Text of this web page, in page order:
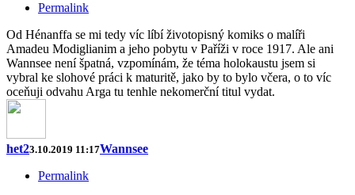
Permalink
Od Hénanffa se mi tedy víc líbí životopisný komiks o malíři
Amadeu Modiglianim a jeho pobytu v Paříži v roce 1917. Ale ani
Wannsee není špatná, vzpomínám, že téma holokaustu jsem si
vybral ke slohové práci k maturitě, jako by to bylo včera, o to víc
oceňuji odvahu Arga tu tenhle nekomerční titul vydat.
het23.10.2019 11:17Wannsee
Permalink